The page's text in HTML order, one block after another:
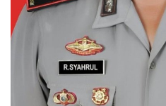
Jawa Barat
Riau
Bisnis